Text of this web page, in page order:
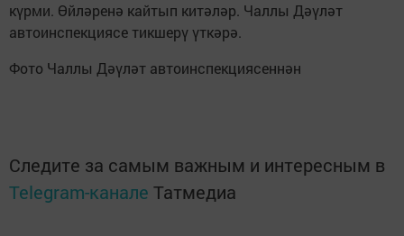
күрми. Өйләренә кайтып китәләр. Чаллы Дәүләт
автоинспекциясе тикшерү үткәрә.
Фото Чаллы Дәүләт автоинспекциясеннән
Следите за самым важным и интересным в
Telegram-канале Татмедиа